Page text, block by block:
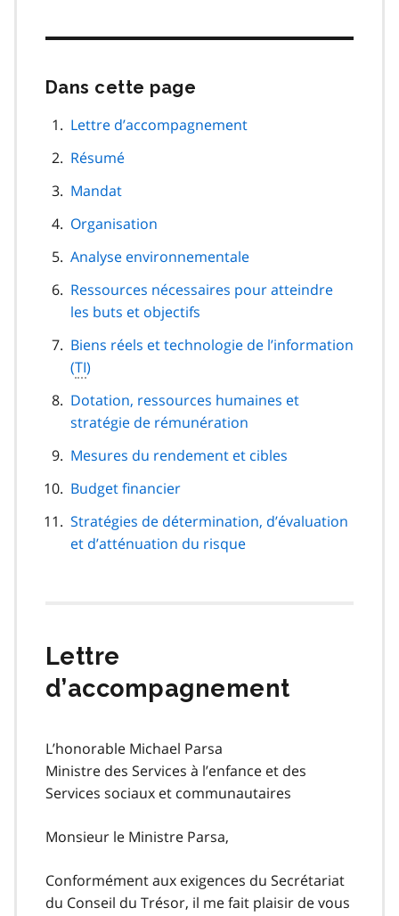
Dans cette page
navigation
Lettre d’accompagnement
Résumé
Mandat
Organisation
Analyse environnementale
Ressources nécessaires pour atteindre
les buts et objectifs
Biens réels et technologie de l’information
(TI)
Dotation, ressources humaines et
stratégie de rémunération
Mesures du rendement et cibles
Budget financier
Stratégies de détermination, d’évaluation
et d’atténuation du risque
Lettre
d’accompagnement
L’honorable Michael Parsa
Ministre des Services à l’enfance et des
Services sociaux et communautaires
Monsieur le Ministre Parsa,
Conformément aux exigences du Secrétariat
du Conseil du Trésor, il me fait plaisir de vous